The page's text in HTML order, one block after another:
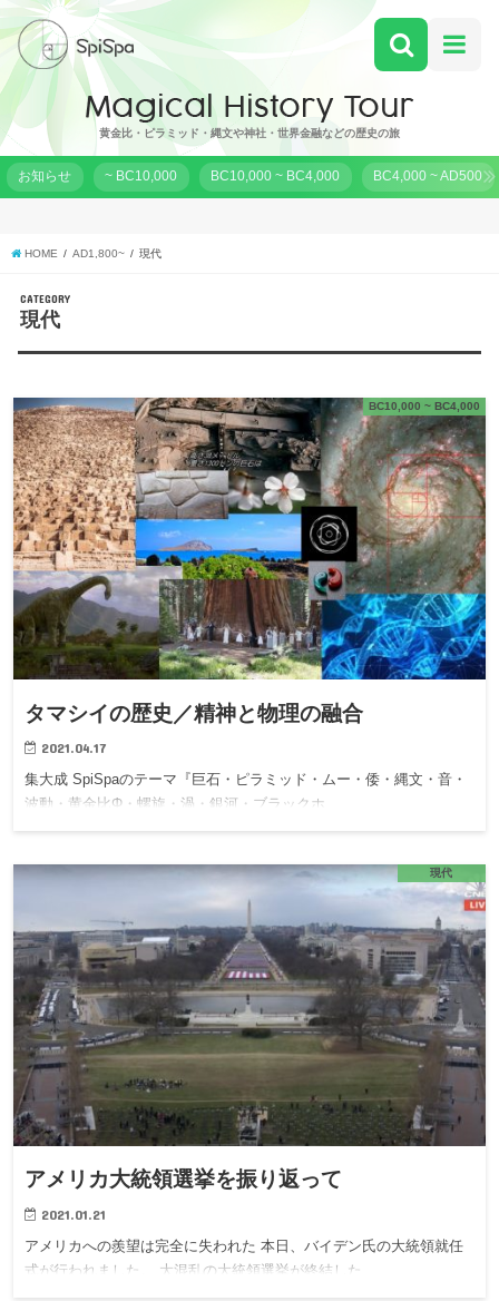
黄金比・ピラミッド・縄文や神社・世界金融などの歴史の旅
お知らせ ~ BC10,000 BC10,000 ~ BC4,000 BC4,000 ~ AD500
HOME AD1,800~ 現代
CATEGORY
現代
BC10,000 ~ BC4,000
タマシイの歴史／精神と物理の融合
2021.04.17
集大成 SpiSpaのテーマ『巨石・ピラミッド・ムー・倭・縄文・音・
波動・黄金比Φ・螺旋・渦・銀河・ブラックホ…
現代
アメリカ大統領選挙を振り返って
2021.01.21
アメリカへの羨望は完全に失われた 本日、バイデン氏の大統領就任
式が行われました。 大混乱の大統領選挙が終結した…